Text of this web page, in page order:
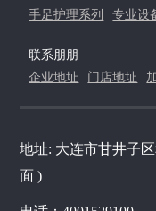
手足护理系列
专业设
联系朋朋
企业地址
门店地址
地址: 大连市甘井子
面 )